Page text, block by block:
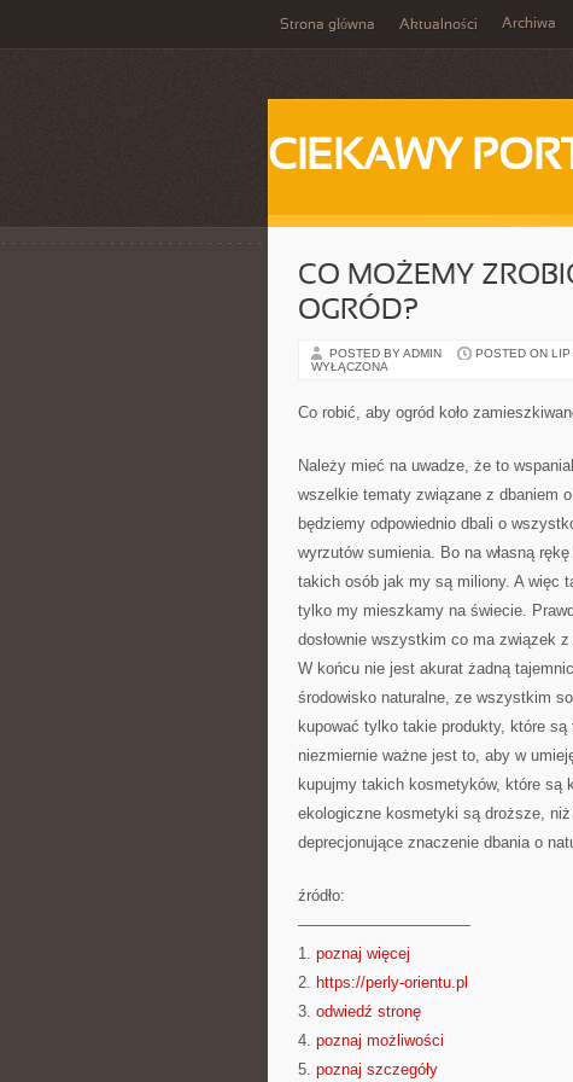
Strona główna Aktualności Archiwa
CIEKAWY
CO MOŻEMY
OGRÓD?
POSTED BY ADMIN POSTED ON
WYŁĄCZONA
Co robić, aby ogród koło
Należy mieć na uwadze, że to
wszelkie tematy związane z dbaniem
będziemy odpowiednio dbali o
wyrzutów sumienia. Bo na własną
takich osób jak my są miliony. A więc
tylko my mieszkamy na świecie.
dosłownie wszystkim co ma związek z
W końcu nie jest akurat żadną
środowisko naturalne, ze wszystkim
kupować tylko takie produkty, które
niezmiernie ważne jest to, aby w
kupujmy takich kosmetyków, które są
ekologiczne kosmetyki są droższe,
deprecjonujące znaczenie dbania o
źródło:
———————————
1. poznaj więcej
2. https://perly-orientu.pl
3. odwiedź stronę
4. poznaj możliwości
5. poznaj szczegóły